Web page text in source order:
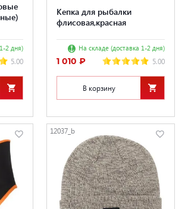
2 дня)
5.00
Кепка для рыбалки
флисовая,красная
На складе (доставка 1-2 дня)
1 010 ₽ 5.00
В корзину
12037_b